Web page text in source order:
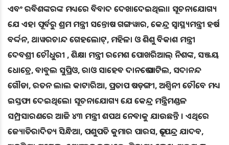
ଏବଂ ରବିଶଙ୍କରଙ୍କ ମଧ୍ୟରେ ବିବାଦ ଦେଖାଦେଇଥିଲା। ସୂଚନାଯୋଗ୍ୟ
ଯେ ଏହା ପୂର୍ବରୁ ଶ୍ରମ ମନ୍ତ୍ରୀ ସନ୍ତୋଷ ଗଙ୍ଗୱାର, କେନ୍ଦ୍ର ସ୍ୱାସ୍ଥ୍ୟମନ୍ତ୍ରୀ ହର୍ଷ
ବର୍ଦ୍ଦନ, ଥାୱରଚାନ୍ଦ ଗେହଲୋଟ୍, ମହିଳା ଓ ଶିଶୁ ବିକାଶ ମନ୍ତ୍ରୀ
ଦେବଶ୍ରୀ ଚୌଧୁରୀ , ଶିକ୍ଷା ମନ୍ତ୍ରୀ ରମେଶ ପୋଖରିଆଲ୍ ନିଶଙ୍କ, ସଞ୍ଜୟ
ଧୋତ୍ରେ, ବାବୁଲ ସୁପ୍ରିଓ, ରାଓ ସାହେବ ଦାନଭେ ପାଟିଲ, ସଦାନନ୍ଦ
ଗୌଡା, ରତନ ଲାଲ କାଟାରିଆ, ପ୍ରତାପ ଷଡ଼ଙ୍ଗୀ, ଅଶ୍ୱିନୀ ଚୌବେ ମଧ୍ୟ
ଇସ୍ତଫା ଦେଇଥିଲେ। ସୂଚନାଯୋଗ୍ୟ ଯେ କେନ୍ଦ୍ର ମନ୍ତ୍ରିମଣ୍ଡଳ
ସମ୍ପ୍ରସାରଣରେ ଆଜି ୪୩ ମନ୍ତ୍ରୀ ଶପଥ ନେବାକୁ ଯାଉଛନ୍ତି । ଏଥିରେ
ଜ୍ୟୋତିରାଦିତ୍ୟ ସିନ୍ଧିଆ, ପଶୁପତି କୁମାର ପାରସ, ଭୂପେନ୍ଦ୍ର ଯାଦବ,